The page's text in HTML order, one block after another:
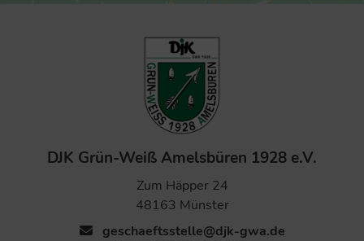
DJK Grün-Weiß Amelsbüren 1928 e.V.
Zum Häpper 24
48163 Münster
geschaeftsstelle@djk-gwa.de